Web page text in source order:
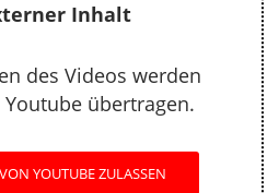
Inhalt
des Videos werden
Youtube übertragen.
YOUTUBE ZULASSEN